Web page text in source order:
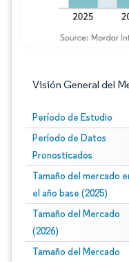
Visión General del
Período de Estudio
Período de Datos
Pronosticados
Tamaño del mercado
el año base (2025)
Tamaño del Mercado
(2026)
Tamaño del Mercado